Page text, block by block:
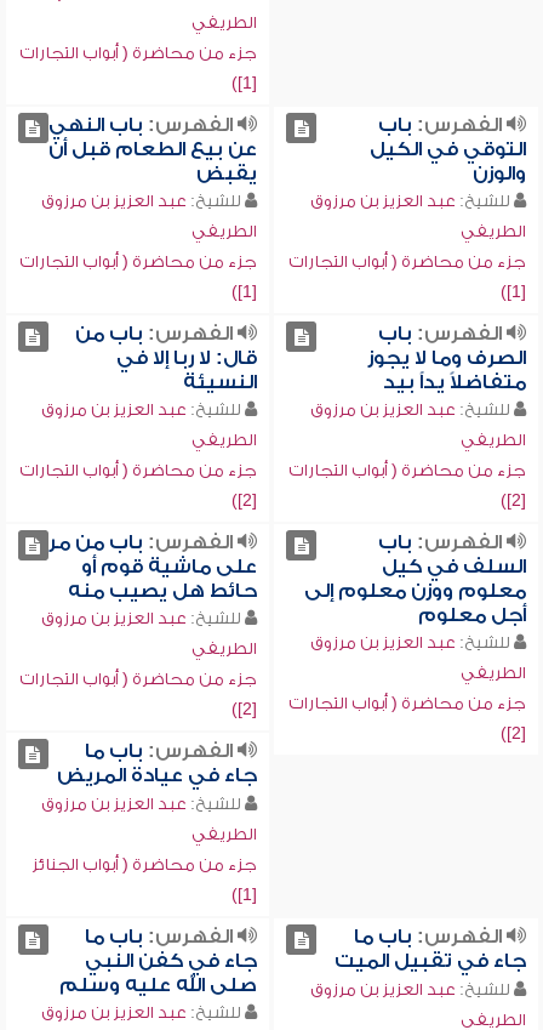
الطريفي
جزء من محاضرة ( أبواب التجارات
[1])
الفهرس: باب
التوقي في الكيل
والوزن
للشيخ: عبد العزيز بن مرزوق
الطريفي
جزء من محاضرة ( أبواب التجارات
[1])
الفهرس: باب النهي
عن بيع الطعام قبل أن
يقبض
للشيخ: عبد العزيز بن مرزوق
الطريفي
جزء من محاضرة ( أبواب التجارات
[1])
الفهرس: باب
الصرف وما لا يجوز
متفاضلاً يداً بيد
للشيخ: عبد العزيز بن مرزوق
الطريفي
جزء من محاضرة ( أبواب التجارات
[2])
الفهرس: باب من
قال: لا ربا إلا في
النسيئة
للشيخ: عبد العزيز بن مرزوق
الطريفي
جزء من محاضرة ( أبواب التجارات
[2])
الفهرس: باب
السلف في كيل
معلوم ووزن معلوم إلى
أجل معلوم
للشيخ: عبد العزيز بن مرزوق
الطريفي
جزء من محاضرة ( أبواب التجارات
[2])
الفهرس: باب من مر
على ماشية قوم أو
حائط هل يصيب منه
للشيخ: عبد العزيز بن مرزوق
الطريفي
جزء من محاضرة ( أبواب التجارات
[2])
الفهرس: باب ما
جاء في عيادة المريض
للشيخ: عبد العزيز بن مرزوق
الطريفي
جزء من محاضرة ( أبواب الجنائز
[1])
الفهرس: باب ما
جاء في تقبيل الميت
للشيخ: عبد العزيز بن مرزوق
الطريفي
الفهرس: باب ما
جاء في كفن النبي
صلى الله عليه وسلم
للشيخ: عبد العزيز بن مرزوق